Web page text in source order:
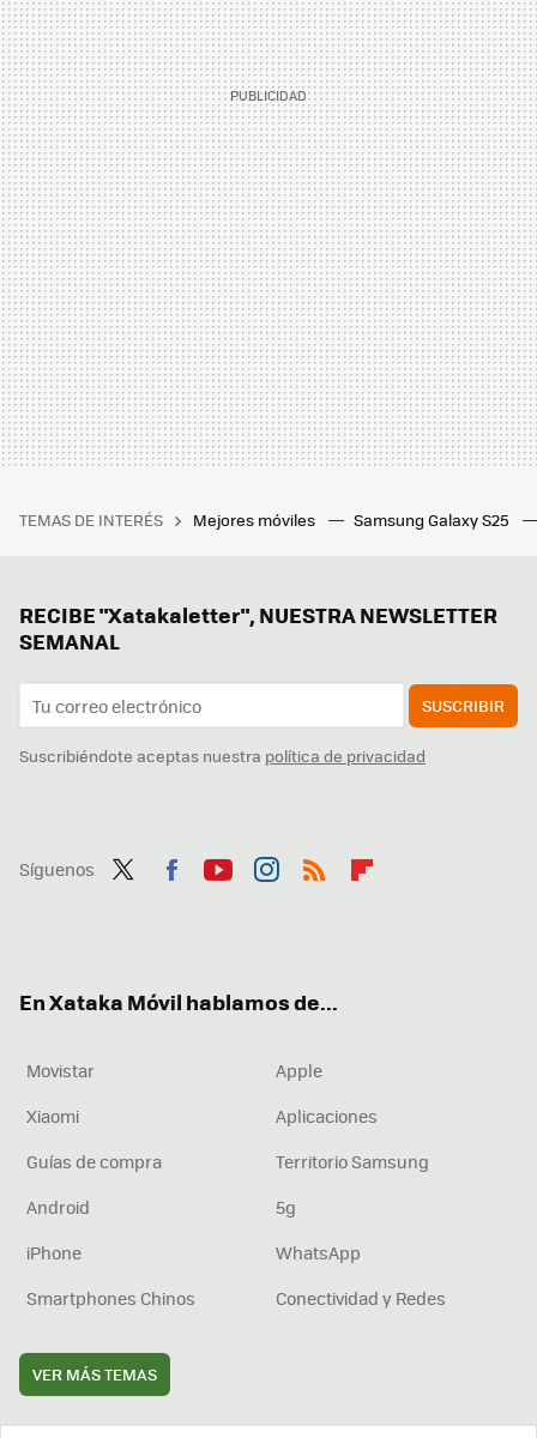
TEMAS DE INTERÉS Mejores móviles Samsung Galaxy S25
RECIBE "Xatakaletter", NUESTRA NEWSLETTER
SEMANAL
SUSCRIBIR
Suscribiéndote aceptas nuestra política de privacidad
Síguenos
En Xataka Móvil hablamos de...
Movistar
Apple
Xiaomi
Aplicaciones
Guías de compra
Territorio Samsung
Android
5g
iPhone
WhatsApp
Smartphones Chinos
Conectividad y Redes
VER MÁS TEMAS